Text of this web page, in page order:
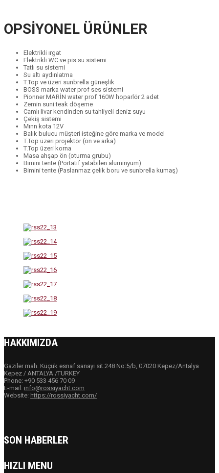
OPSİYONEL ÜRÜNLER
Elektrikli ırgat
Elektrikli WC ve pis su sistemi
Tatlı su sistemi
Su altı aydınlatma
T.Top ve üzeri sunbrella güneşlik
BOSS marka water prof ses sistemi
Pionner MARİN water prof 160W hoparlör 2 adet
Zemin suni teak döşeme
Camlı livar kendinden su tahliyeli deniz suyu
Çekiş sistemi
Mınn kota 12V
Balık bulucu müşteri isteğine göre marka ve model
T.Top üzeri projektör (ön ve arka)
T.Top üzeri korna
Masa ahşap ön (oturma grubu)
Bimini tente (Portatif yatabilen alüminyum)
Bimini tente (Paslanmaz çelik boru ve sunbrella kumaş)
HAKKIMIZDA
Gaziler mah. Küçük esnaf sanayi sit.248 No:5/b, 07020 Kepez/Antalya
Kepez / ANTALYA /TURKEY
Phone: +90 533 456 70 09
E-mail: info@rossiyacht.com
Website: https://rossiyacht.com/
SON HABERLER
HIZLI MENU